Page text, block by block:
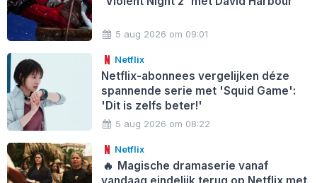
5 aug 2026 om 09:01
Netflix
Netflix-abonnees vergelijken déze
spannende serie met 'Squid Game':
'Dit is zelfs beter!'
5 aug 2026 om 08:22
Netflix
🔥 Magische dramaserie vanaf